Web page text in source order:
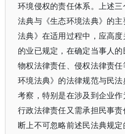
环境侵权的责任体系。上述
法典与《生态环境法典》的
法典》在适用过程中，应高
的业已规定，在确定当事人
物权法律责任、侵权法律责
环境法典》的法律规范与民
考察，特别是在涉及到企业
行政法律责任又需承担民事
断上不可忽略前述民法典规